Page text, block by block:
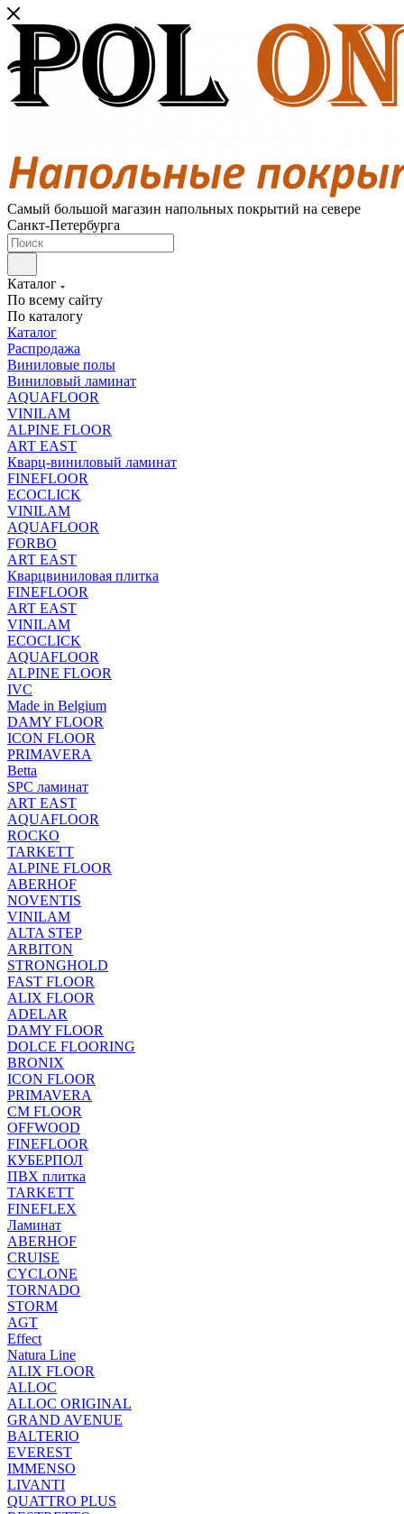
Самый большой магазин напольных покрытий на севере
Санкт-Петербурга
Каталог
По всему сайту
По каталогу
Каталог
Распродажа
Виниловые полы
Виниловый ламинат
AQUAFLOOR
VINILAM
ALPINE FLOOR
ART EAST
Кварц-виниловый ламинат
FINEFLOOR
ECOCLICK
VINILAM
AQUAFLOOR
FORBO
ART EAST
Кварцвиниловая плитка
FINEFLOOR
ART EAST
VINILAM
ECOCLICK
AQUAFLOOR
ALPINE FLOOR
IVC
Made in Belgium
DAMY FLOOR
ICON FLOOR
PRIMAVERA
Betta
SPC ламинат
ART EAST
AQUAFLOOR
ROCKO
TARKETT
ALPINE FLOOR
ABERHOF
NOVENTIS
VINILAM
ALTA STEP
ARBITON
STRONGHOLD
FAST FLOOR
ALIX FLOOR
ADELAR
DAMY FLOOR
DOLCE FLOORING
BRONIX
ICON FLOOR
PRIMAVERA
CM FLOOR
OFFWOOD
FINEFLOOR
КУБЕРПОЛ
ПВХ плитка
TARKETT
FINEFLEX
Ламинат
ABERHOF
CRUISE
CYCLONE
TORNADO
STORM
AGT
Effect
Natura Line
ALIX FLOOR
ALLOC
ALLOC ORIGINAL
GRAND AVENUE
BALTERIO
EVEREST
IMMENSO
LIVANTI
QUATTRO PLUS